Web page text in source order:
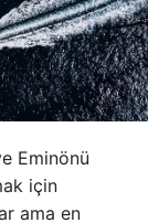
Eminönü
için
ama en